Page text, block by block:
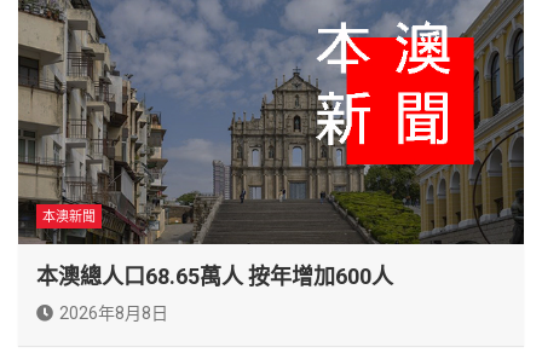
本澳新聞
本澳總人口68.65萬人 按年增加600人
2026年8月8日